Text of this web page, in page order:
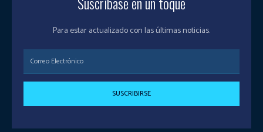
Para estar actualizado con las últimas noticias.
SUSCRIBIRSE